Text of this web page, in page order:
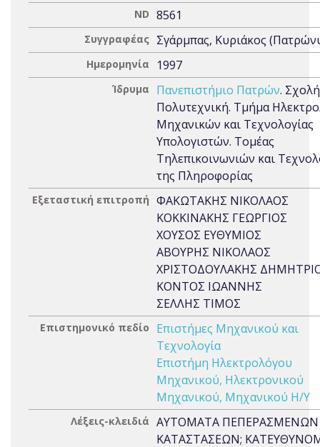
ND 8561
Συγγραφέας Σγάρμπας, Κυριάκος
Ημερομηνία 1997
Ίδρυμα Πανεπιστήμιο Πατρών. Σχολή
Πολυτεχνική. Τμήμα
Μηχανικών και Τεχνολογίας
Υπολογιστών. Τομέας
Τηλεπικοινωνιών και
της Πληροφορίας
Εξεταστική επιτροπή ΦΑΚΩΤΑΚΗΣ ΝΙΚΟΛΑΟΣ
ΚΟΚΚΙΝΑΚΗΣ ΓΕΩΡΓΙΟΣ
ΧΟΥΣΟΣ ΕΥΘΥΜΙΟΣ
ΑΒΟΥΡΗΣ ΝΙΚΟΛΑΟΣ
ΧΡΙΣΤΟΔΟΥΛΑΚΗΣ
ΚΟΝΤΟΣ ΙΩΑΝΝΗΣ
ΣΕΛΛΗΣ ΤΙΜΟΣ
Επιστημονικό πεδίο
Επιστήμες Μηχανικού και
Τεχνολογία
Επιστήμη Ηλεκτρολόγου
Μηχανικού, Ηλεκτρονικού
Μηχανικού, Μηχανικού Η/Υ
Λέξεις-κλειδιά ΑΥΤΟΜΑΤΑ ΠΕΠΕΡΑΣΜΕΝΩΝ
ΚΑΤΑΣΤΑΣΕΩΝ;